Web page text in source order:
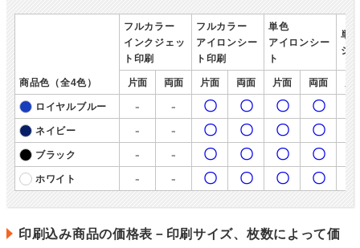
フルカラー
インクジェッ
ト印刷
フルカラー
アイロンシー
ト印刷
単色
アイロンシー
ト
単
シ
商品色（全4色） 片面 両面 片面 両面 片面 両面
ロイヤルブルー - - 〇 〇 〇 〇
ネイビー - - 〇 〇 〇 〇
ブラック - - 〇 〇 〇 〇
ホワイト - - 〇 〇 〇 〇
印刷込み商品の価格表－印刷サイズ、枚数によって価